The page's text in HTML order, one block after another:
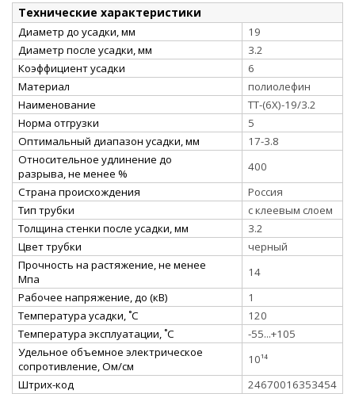
Технические характеристики
Диаметр до усадки, мм
19
Диаметр после усадки, мм
3.2
Коэффициент усадки
6
Материал
полиолефин
Наименование
ТТ-(6Х)-19/3.2
Норма отгрузки
5
Оптимальный диапазон усадки, мм
17-3.8
Относительное удлинение до
разрыва, не менее %
400
Страна происхождения
Россия
Тип трубки
с клеевым слоем
Толщина стенки после усадки, мм
3.2
Цвет трубки
черный
Прочность на растяжение, не менее
Мпа
14
Рабочее напряжение, до (кВ)
1
Температура усадки, ˚С
120
Температура эксплуатации, ˚С
-55...+105
Удельное объемное электрическое
сопротивление, Ом/см
10¹⁴
Штрих-код
24670016353454